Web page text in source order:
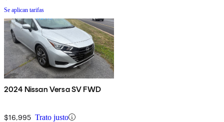
Se aplican tarifas
2024 Nissan Versa SV FWD
$16,995 Trato justo